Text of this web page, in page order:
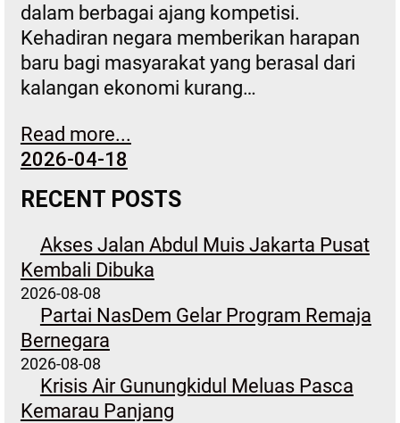
dalam berbagai ajang kompetisi.
Kehadiran negara memberikan harapan
baru bagi masyarakat yang berasal dari
kalangan ekonomi kurang…
Read more...
2026-04-18
RECENT POSTS
Akses Jalan Abdul Muis Jakarta Pusat
Kembali Dibuka
2026-08-08
Partai NasDem Gelar Program Remaja
Bernegara
2026-08-08
Krisis Air Gunungkidul Meluas Pasca
Kemarau Panjang